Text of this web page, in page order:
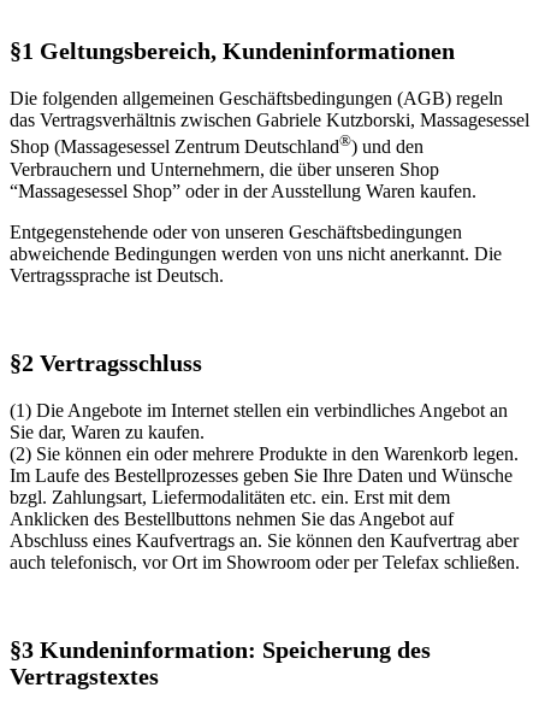
§1 Geltungsbereich, Kundeninformationen
Die folgenden allgemeinen Geschäftsbedingungen (AGB) regeln
das Vertragsverhältnis zwischen Gabriele Kutzborski, Massagesessel
Shop (Massagesessel Zentrum Deutschland®) und den
Verbrauchern und Unternehmern, die über unseren Shop
“Massagesessel Shop” oder in der Ausstellung Waren kaufen.
Entgegenstehende oder von unseren Geschäftsbedingungen
abweichende Bedingungen werden von uns nicht anerkannt. Die
Vertragssprache ist Deutsch.
§2 Vertragsschluss
(1) Die Angebote im Internet stellen ein verbindliches Angebot an
Sie dar, Waren zu kaufen.
(2) Sie können ein oder mehrere Produkte in den Warenkorb legen.
Im Laufe des Bestellprozesses geben Sie Ihre Daten und Wünsche
bzgl. Zahlungsart, Liefermodalitäten etc. ein. Erst mit dem
Anklicken des Bestellbuttons nehmen Sie das Angebot auf
Abschluss eines Kaufvertrags an. Sie können den Kaufvertrag aber
auch telefonisch, vor Ort im Showroom oder per Telefax schließen.
§3 Kundeninformation: Speicherung des
Vertragstextes